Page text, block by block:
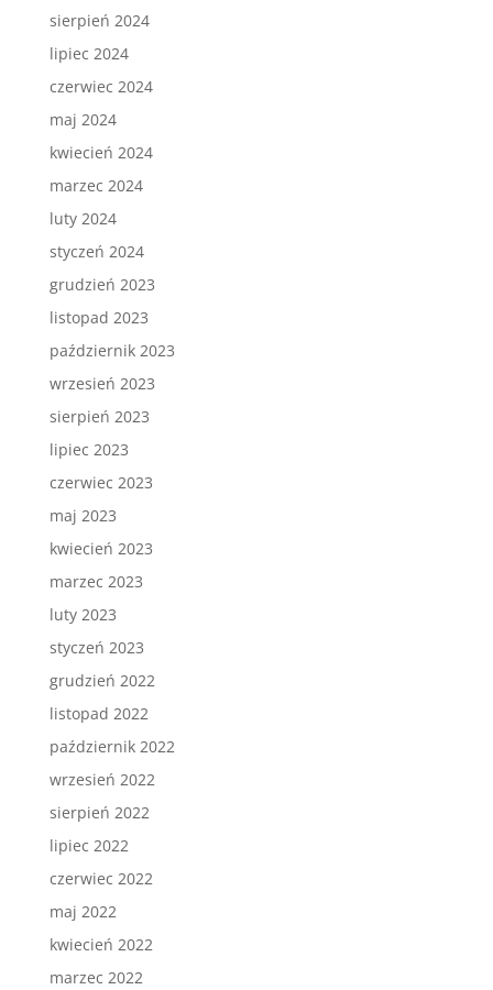
sierpień 2024
lipiec 2024
czerwiec 2024
maj 2024
kwiecień 2024
marzec 2024
luty 2024
styczeń 2024
grudzień 2023
listopad 2023
październik 2023
wrzesień 2023
sierpień 2023
lipiec 2023
czerwiec 2023
maj 2023
kwiecień 2023
marzec 2023
luty 2023
styczeń 2023
grudzień 2022
listopad 2022
październik 2022
wrzesień 2022
sierpień 2022
lipiec 2022
czerwiec 2022
maj 2022
kwiecień 2022
marzec 2022